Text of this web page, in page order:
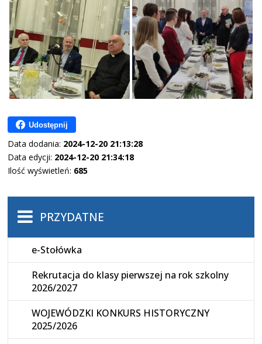
Udostępnij
Data dodania: 2024-12-20 21:13:28
Data edycji: 2024-12-20 21:34:18
Ilość wyświetleń: 685
PRZYDATNE
e-Stołówka
Rekrutacja do klasy pierwszej na rok szkolny
2026/2027
WOJEWÓDZKI KONKURS HISTORYCZNY
2025/2026